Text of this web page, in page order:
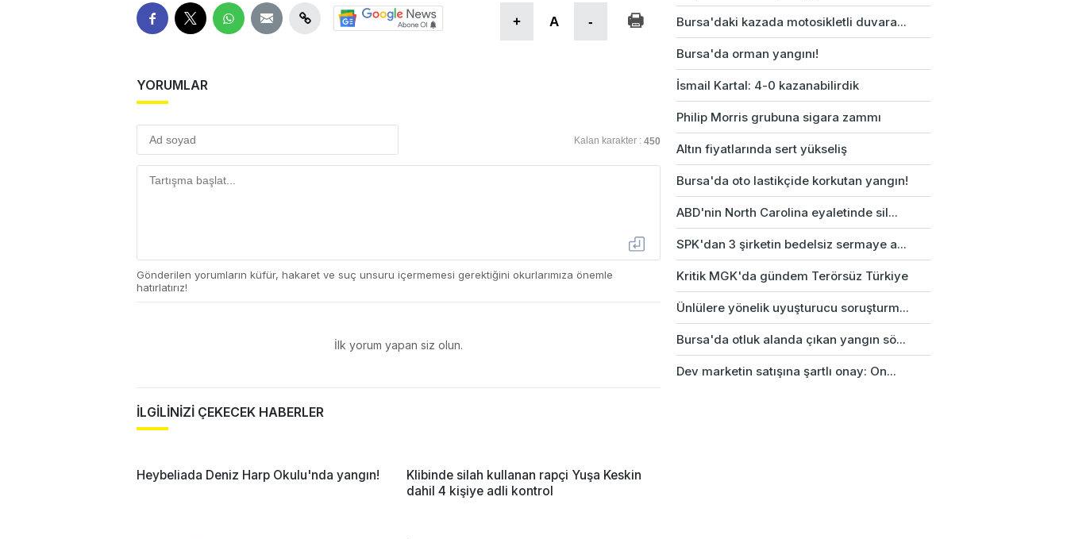
+ A -
YORUMLAR
Kalan karakter : 450
Gönderilen yorumların küfür, hakaret ve suç unsuru içermemesi gerektiğini okurlarımıza önemle
hatırlatırız!
İlk yorum yapan siz olun.
İLGİLİNİZİ ÇEKECEK HABERLER
Heybeliada Deniz Harp Okulu'nda yangın!
Klibinde silah kullanan rapçi Yuşa Keskin
dahil 4 kişiye adli kontrol
Bursa'daki kazada motosikletli duvara...
Bursa'da orman yangını!
İsmail Kartal: 4-0 kazanabilirdik
Philip Morris grubuna sigara zammı
Altın fiyatlarında sert yükseliş
Bursa'da oto lastikçide korkutan yangın!
ABD'nin North Carolina eyaletinde sil...
SPK'dan 3 şirketin bedelsiz sermaye a...
Kritik MGK'da gündem Terörsüz Türkiye
Ünlülere yönelik uyuşturucu soruşturm...
Bursa'da otluk alanda çıkan yangın sö...
Dev marketin satışına şartlı onay: On...